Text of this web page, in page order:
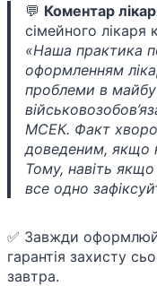
💬 Коментар
сімейного лікаря
«Наша практика
оформленням
проблеми в
МСЕК. Факт
доведеним, якщо
Тому, навіть
все одно
✅ Завжди
гарантія захисту
завтра.